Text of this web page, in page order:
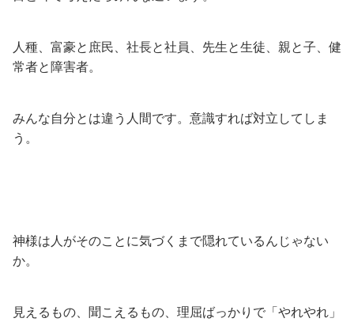
人種、富豪と庶民、社長と社員、先生と生徒、親と子、健
常者と障害者。
みんな自分とは違う人間です。意識すれば対立してしま
う。
神様は人がそのことに気づくまで隠れているんじゃない
か。
見えるもの、聞こえるもの、理屈ばっかりで「やれやれ」